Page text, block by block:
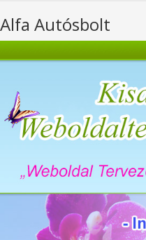
Alfa Autósbolt